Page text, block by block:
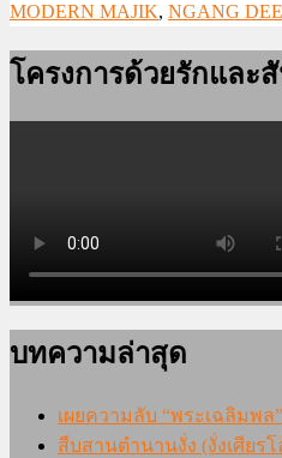
MODERN MAJIK, NGANG
โครงการด้วยรักและ
บทความล่าสุด
เผยความลับ “พระเฉลิมพ
สืบสานตำนานงั่ง (งั่งเศียรโ